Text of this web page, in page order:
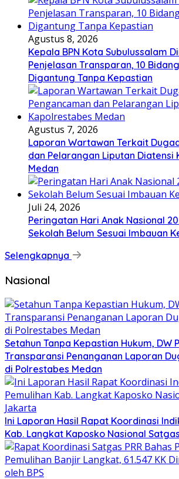
Agustus 8, 2026
Kepala BPN Kota Subulussalam
Penjelasan Transparan, 10
Digantung Tanpa Kepastian
Agustus 7, 2026
Laporan Wartawan Terkait
dan Pelarangan Liputan Diatensi
Medan
Juli 24, 2026
Peringatan Hari Anak Nasional
Sekolah Belum Sesuai Imbauan
Selengkapnya
Nasional
Setahun Tanpa Kepastian Hukum, DW
Transparansi Penanganan Laporan
di Polrestabes Medan
Ini Laporan Hasil Rapat Koordinasi
Kab. Langkat Kaposko Nasional